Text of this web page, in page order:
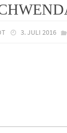
3. JULI 2016